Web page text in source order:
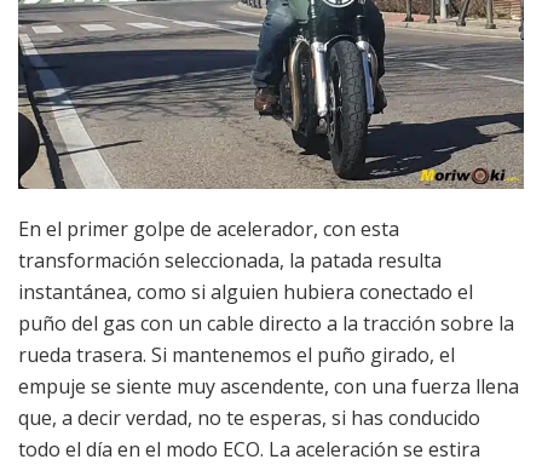
En el primer golpe de acelerador, con esta
transformación seleccionada, la patada resulta
instantánea, como si alguien hubiera conectado el
puño del gas con un cable directo a la tracción sobre la
rueda trasera. Si mantenemos el puño girado, el
empuje se siente muy ascendente, con una fuerza llena
que, a decir verdad, no te esperas, si has conducido
todo el día en el modo ECO. La aceleración se estira